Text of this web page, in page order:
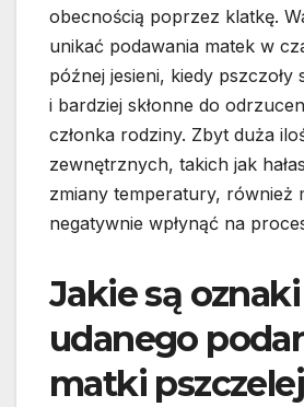
obecnością poprzez klatkę.
unikać podawania matek w
późnej jesieni, kiedy pszczoły
i bardziej skłonne do
członka rodziny. Zbyt duża
zewnętrznych, takich jak
zmiany temperatury, również
negatywnie wpłynąć na
Jakie są oznaki
udanego
matki